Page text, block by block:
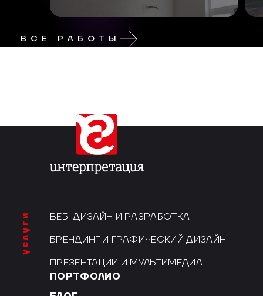
ВСЕ РАБОТЫ
услуги
ВЕБ-ДИЗАЙН И РАЗРАБОТКА
БРЕНДИНГ И ГРАФИЧЕСКИЙ ДИЗАЙН
ПРЕЗЕНТАЦИИ И МУЛЬТИМЕДИА
ПОРТФОЛИО